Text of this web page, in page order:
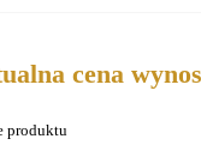
cena
produktu